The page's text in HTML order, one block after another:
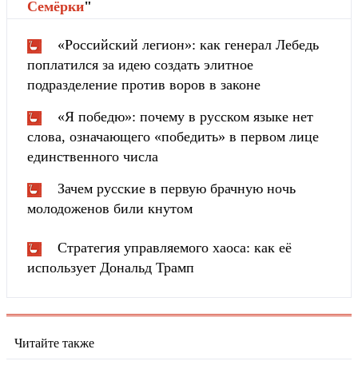
Cемёрки"
«Российский легион»: как генерал Лебедь
поплатился за идею создать элитное
подразделение против воров в законе
«Я победю»: почему в русском языке нет
слова, означающего «победить» в первом лице
единственного числа
Зачем русские в первую брачную ночь
молодоженов били кнутом
Стратегия управляемого хаоса: как её
использует Дональд Трамп
Читайте также